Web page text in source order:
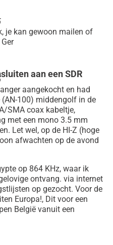
je kan gewoon mailen of
aangekocht en had
100) middengolf in de
SMA coax kabeltje,
met een mono 3.5 mm
Let wel, op de HI-Z (hoge
afwachten op de avond
op 864 KHz, waar ik
ontvang. via internet
op gezocht. Voor de
Europa!, Dit voor een
België vanuit een